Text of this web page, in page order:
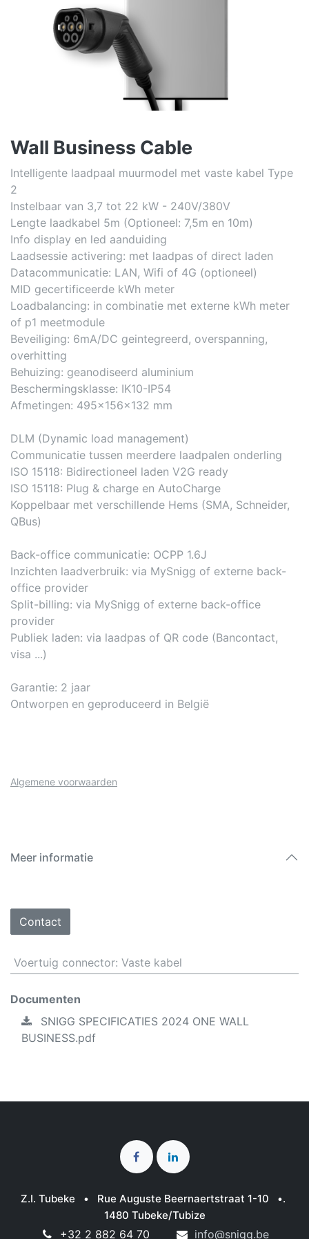
Wall Business Cable
Intelligente laadpaal muurmodel met vaste kabel Type
2
Instelbaar van 3,7 tot 22 kW - 240V/380V
Lengte laadkabel 5m (Optioneel: 7,5m en 10m)
Info display en led aanduiding
Laadsessie activering: met laadpas of direct laden
Datacommunicatie: LAN, Wifi of 4G (optioneel)
MID gecertificeerde kWh meter
Loadbalancing: in combinatie met externe kWh meter
of p1 meetmodule
Beveiliging: 6mA/DC geintegreerd, overspanning,
overhitting
Behuizing: geanodiseerd aluminium
Beschermingsklasse: IK10-IP54
Afmetingen: 495x156x132 mm
DLM (Dynamic load management)
Communicatie tussen meerdere laadpalen onderling
ISO 15118: Bidirectioneel laden V2G ready
ISO 15118: Plug & charge en AutoCharge
Koppelbaar met verschillende Hems (SMA, Schneider,
QBus)
Back-office communicatie: OCPP 1.6J
Inzichten laadverbruik: via MySnigg of externe back-
office provider
Split-billing: via MySnigg of externe back-office
provider
Publiek laden: via laadpas of QR code (Bancontact,
visa ...)
Garantie: 2 jaar
Ontworpen en geproduceerd in België
Algemene voorwaarden
Meer informatie
Contact
Voertuig connector: Vaste kabel
Documenten
SNIGG SPECIFICATIES 2024 ONE WALL
BUSINESS.pdf
Z.I. Tubeke • Rue Auguste Beernaertstraat 1-10 •.
1480 Tubeke/Tubize
+32 2 882 64 70 info@snigg.be